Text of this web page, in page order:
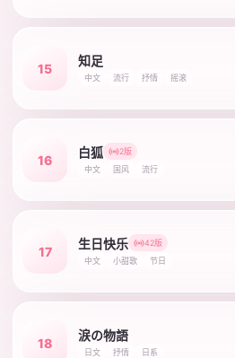
15
知足
中文 流行 抒情 摇滚
16
白狐
2版
中文
国风 流行
17
生日快乐
42版
中文
小甜歌 节日
18
涙の物語
日文 抒情 日系